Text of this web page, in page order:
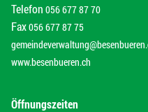
Telefon 056 677 87 70
Fax056 677 87 75
www.besenbueren.ch
Öffnungszeiten